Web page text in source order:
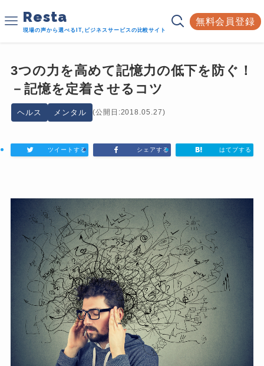
Resta
現場の声から選べるIT,ビジネスサービスの比較サイト
無料会員登録
3つの力を高めて記憶力の低下を防ぐ！
－記憶を定着させるコツ
ヘルス メンタル (公開日:2018.05.27)
ツイートする シェアする はてブする